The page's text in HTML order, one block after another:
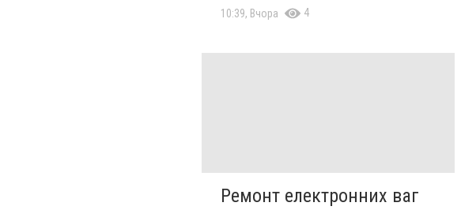
10:39, Вчора 4
Ремонт електронних ваг